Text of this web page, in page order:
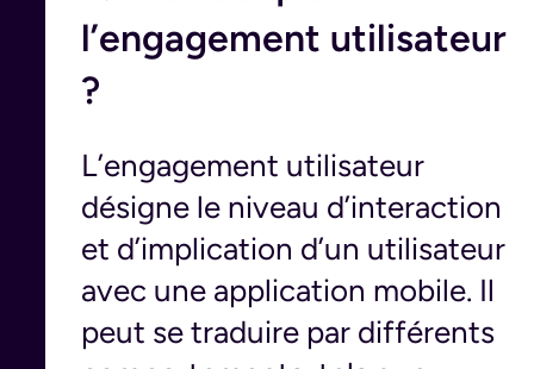
l’engagement utilisateur
?
L’engagement utilisateur
désigne le niveau d’interaction
et d’implication d’un utilisateur
avec une application mobile. Il
peut se traduire par différents